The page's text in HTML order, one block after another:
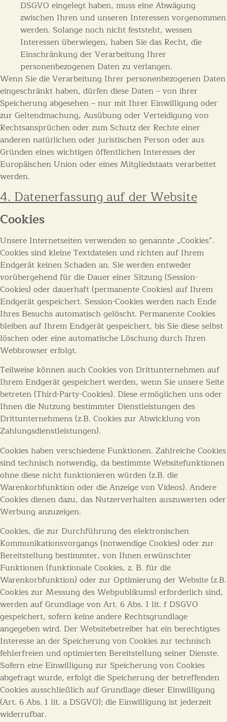
DSGVO eingelegt haben, muss eine Abwägung
zwischen Ihren und unseren Interessen vorgenommen
werden. Solange noch nicht feststeht, wessen
Interessen überwiegen, haben Sie das Recht, die
Einschränkung der Verarbeitung Ihrer
personenbezogenen Daten zu verlangen.
Wenn Sie die Verarbeitung Ihrer personenbezogenen Daten
eingeschränkt haben, dürfen diese Daten – von ihrer
Speicherung abgesehen – nur mit Ihrer Einwilligung oder
zur Geltendmachung, Ausübung oder Verteidigung von
Rechtsansprüchen oder zum Schutz der Rechte einer
anderen natürlichen oder juristischen Person oder aus
Gründen eines wichtigen öffentlichen Interesses der
Europäischen Union oder eines Mitgliedstaats verarbeitet
werden.
4. Datenerfassung auf der Website
Cookies
Unsere Internetseiten verwenden so genannte „Cookies“.
Cookies sind kleine Textdateien und richten auf Ihrem
Endgerät keinen Schaden an. Sie werden entweder
vorübergehend für die Dauer einer Sitzung (Session-
Cookies) oder dauerhaft (permanente Cookies) auf Ihrem
Endgerät gespeichert. Session-Cookies werden nach Ende
Ihres Besuchs automatisch gelöscht. Permanente Cookies
bleiben auf Ihrem Endgerät gespeichert, bis Sie diese selbst
löschen oder eine automatische Löschung durch Ihren
Webbrowser erfolgt.
Teilweise können auch Cookies von Drittunternehmen auf
Ihrem Endgerät gespeichert werden, wenn Sie unsere Seite
betreten (Third-Party-Cookies). Diese ermöglichen uns oder
Ihnen die Nutzung bestimmter Dienstleistungen des
Drittunternehmens (z.B. Cookies zur Abwicklung von
Zahlungsdienstleistungen).
Cookies haben verschiedene Funktionen. Zahlreiche Cookies
sind technisch notwendig, da bestimmte Websitefunktionen
ohne diese nicht funktionieren würden (z.B. die
Warenkorbfunktion oder die Anzeige von Videos). Andere
Cookies dienen dazu, das Nutzerverhalten auszuwerten oder
Werbung anzuzeigen.
Cookies, die zur Durchführung des elektronischen
Kommunikationsvorgangs (notwendige Cookies) oder zur
Bereitstellung bestimmter, von Ihnen erwünschter
Funktionen (funktionale Cookies, z. B. für die
Warenkorbfunktion) oder zur Optimierung der Website (z.B.
Cookies zur Messung des Webpublikums) erforderlich sind,
werden auf Grundlage von Art. 6 Abs. 1 lit. f DSGVO
gespeichert, sofern keine andere Rechtsgrundlage
angegeben wird. Der Websitebetreiber hat ein berechtigtes
Interesse an der Speicherung von Cookies zur technisch
fehlerfreien und optimierten Bereitstellung seiner Dienste.
Sofern eine Einwilligung zur Speicherung von Cookies
abgefragt wurde, erfolgt die Speicherung der betreffenden
Cookies ausschließlich auf Grundlage dieser Einwilligung
(Art. 6 Abs. 1 lit. a DSGVO); die Einwilligung ist jederzeit
widerrufbar.